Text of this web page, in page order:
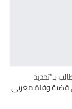
بـ”تحديد
قضية وفاة مغربي